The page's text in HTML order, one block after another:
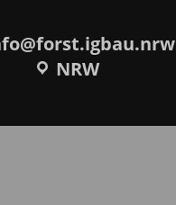
NRW